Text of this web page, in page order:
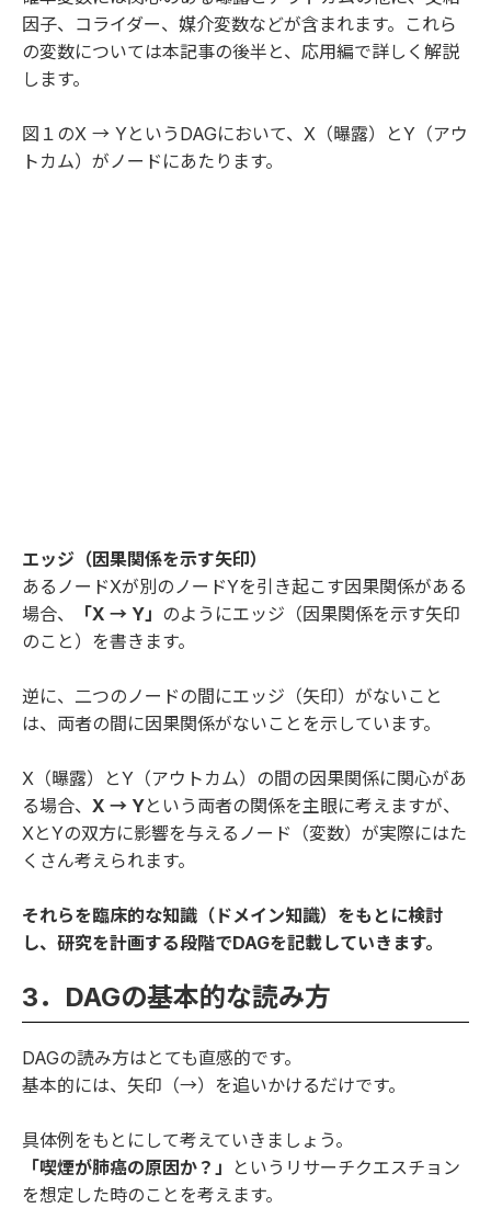
因子、コライダー、媒介変数などが含まれます。これら
の変数については本記事の後半と、応用編で詳しく解説
します。
図１のX → YというDAGにおいて、X（曝露）とY（アウ
トカム）がノードにあたります。
エッジ（因果関係を示す矢印）
あるノードXが別のノードYを引き起こす因果関係がある
場合、
「X → Y」 のようにエッジ（因果関係を示す矢印
のこと）を書きます。
逆に、二つのノードの間にエッジ（矢印）がないこと
は、両者の間に因果関係がないことを示しています。
X（曝露）とY（アウトカム）の間の因果関係に関心があ
る場合、 X → Yという両者の関係を主眼に考えますが、
XとYの双方に影響を与えるノード（変数）が実際にはた
くさん考えられます。
それらを臨床的な知識（ドメイン知識）をもとに検討
し、研究を計画する段階でDAGを記載していきます。
3．DAGの基本的な読み方
DAGの読み方はとても直感的です。
基本的には、矢印（→）を追いかけるだけです。
具体例をもとにして考えていきましょう。
「喫煙が肺癌の原因か？」
というリサーチクエスチョン
を想定した時のことを考えます。